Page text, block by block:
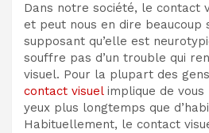
Dans notre société, le contact
et peut nous en dire beaucoup
supposant qu’elle est
souffre pas d’un trouble qui
visuel. Pour la plupart des
contact visuelimplique de
yeux plus longtemps que
Habituellement, le contact